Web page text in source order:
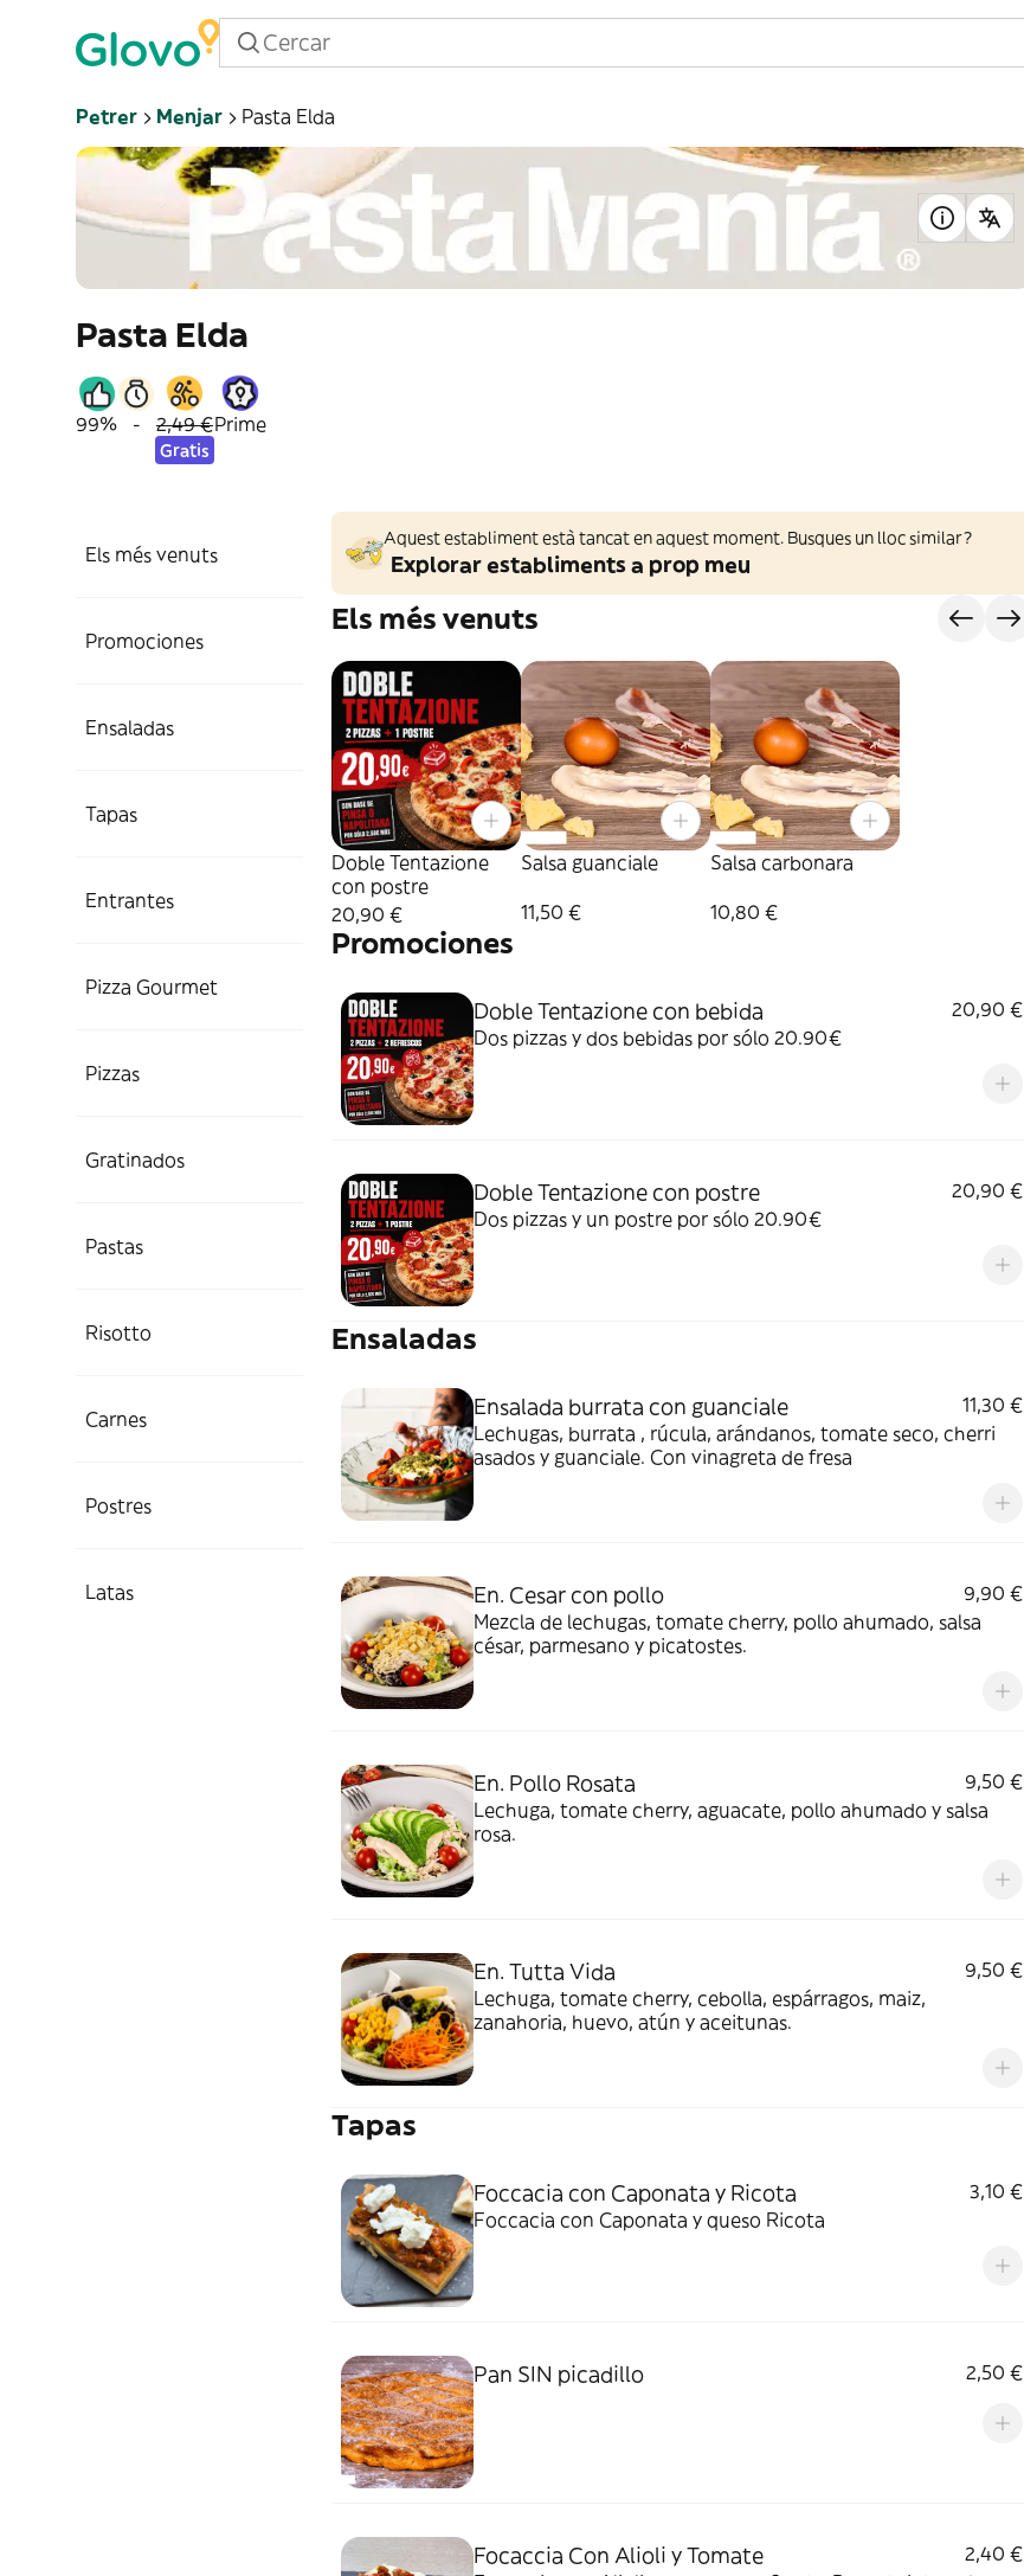
Petrer Menjar Pasta Elda
Pasta Elda
99% - 2,49 €
Gratis
Prime
Els més venuts
Promociones
Ensaladas
Tapas
Entrantes
Pizza Gourmet
Pizzas
Gratinados
Pastas
Risotto
Carnes
Postres
Latas
Aquest establiment està tancat en aquest moment. Busques un lloc similar?
Explorar establiments a prop meu
Els més venuts
Doble Tentazione
con postre
20,90 €
Salsa guanciale
11,50 €
Salsa carbonara
10,80 €
Promociones
Doble Tentazione con bebida
20,90 €
Dos pizzas y dos bebidas por sólo 20.90€
Doble Tentazione con postre
20,90 €
Dos pizzas y un postre por sólo 20.90€
Ensaladas
Ensalada burrata con guanciale
11,30 €
Lechugas, burrata , rúcula, arándanos, tomate seco, cherri
asados y guanciale. Con vinagreta de fresa
En. Cesar con pollo
9,90 €
Mezcla de lechugas, tomate cherry, pollo ahumado, salsa
césar, parmesano y picatostes.
En. Pollo Rosata
9,50 €
Lechuga, tomate cherry, aguacate, pollo ahumado y salsa
rosa.
En. Tutta Vida
9,50 €
Lechuga, tomate cherry, cebolla, espárragos, maiz,
zanahoria, huevo, atún y aceitunas.
Tapas
Foccacia con Caponata y Ricota
3,10 €
Foccacia con Caponata y queso Ricota
Pan SIN picadillo 2,50 €
Focaccia Con Alioli y Tomate
2,40 €